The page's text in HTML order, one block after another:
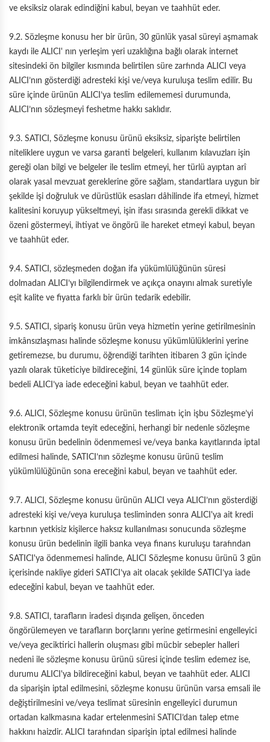
ve eksiksiz olarak edindiğini kabul, beyan ve taahhüt eder.
9.2. Sözleşme konusu her bir ürün, 30 günlük yasal süreyi aşmamak
kaydı ile ALICI' nın yerleşim yeri uzaklığına bağlı olarak internet
sitesindeki ön bilgiler kısmında belirtilen süre zarfında ALICI veya
ALICI’nın gösterdiği adresteki kişi ve/veya kuruluşa teslim edilir. Bu
süre içinde ürünün ALICI’ya teslim edilememesi durumunda,
ALICI’nın sözleşmeyi feshetme hakkı saklıdır.
9.3. SATICI, Sözleşme konusu ürünü eksiksiz, siparişte belirtilen
niteliklere uygun ve varsa garanti belgeleri, kullanım kılavuzları işin
gereği olan bilgi ve belgeler ile teslim etmeyi, her türlü ayıptan arî
olarak yasal mevzuat gereklerine göre sağlam, standartlara uygun bir
şekilde işi doğruluk ve dürüstlük esasları dâhilinde ifa etmeyi, hizmet
kalitesini koruyup yükseltmeyi, işin ifası sırasında gerekli dikkat ve
özeni göstermeyi, ihtiyat ve öngörü ile hareket etmeyi kabul, beyan
ve taahhüt eder.
9.4. SATICI, sözleşmeden doğan ifa yükümlülüğünün süresi
dolmadan ALICI’yı bilgilendirmek ve açıkça onayını almak suretiyle
eşit kalite ve fiyatta farklı bir ürün tedarik edebilir.
9.5. SATICI, sipariş konusu ürün veya hizmetin yerine getirilmesinin
imkânsızlaşması halinde sözleşme konusu yükümlülüklerini yerine
getiremezse, bu durumu, öğrendiği tarihten itibaren 3 gün içinde
yazılı olarak tüketiciye bildireceğini, 14 günlük süre içinde toplam
bedeli ALICI’ya iade edeceğini kabul, beyan ve taahhüt eder.
9.6. ALICI, Sözleşme konusu ürünün teslimatı için işbu Sözleşme’yi
elektronik ortamda teyit edeceğini, herhangi bir nedenle sözleşme
konusu ürün bedelinin ödenmemesi ve/veya banka kayıtlarında iptal
edilmesi halinde, SATICI’nın sözleşme konusu ürünü teslim
yükümlülüğünün sona ereceğini kabul, beyan ve taahhüt eder.
9.7. ALICI, Sözleşme konusu ürünün ALICI veya ALICI’nın gösterdiği
adresteki kişi ve/veya kuruluşa tesliminden sonra ALICI'ya ait kredi
kartının yetkisiz kişilerce haksız kullanılması sonucunda sözleşme
konusu ürün bedelinin ilgili banka veya finans kuruluşu tarafından
SATICI'ya ödenmemesi halinde, ALICI Sözleşme konusu ürünü 3 gün
içerisinde nakliye gideri SATICI’ya ait olacak şekilde SATICI’ya iade
edeceğini kabul, beyan ve taahhüt eder.
9.8. SATICI, tarafların iradesi dışında gelişen, önceden
öngörülemeyen ve tarafların borçlarını yerine getirmesini engelleyici
ve/veya geciktirici hallerin oluşması gibi mücbir sebepler halleri
nedeni ile sözleşme konusu ürünü süresi içinde teslim edemez ise,
durumu ALICI'ya bildireceğini kabul, beyan ve taahhüt eder. ALICI
da siparişin iptal edilmesini, sözleşme konusu ürünün varsa emsali ile
değiştirilmesini ve/veya teslimat süresinin engelleyici durumun
ortadan kalkmasına kadar ertelenmesini SATICI’dan talep etme
hakkını haizdir. ALICI tarafından siparişin iptal edilmesi halinde